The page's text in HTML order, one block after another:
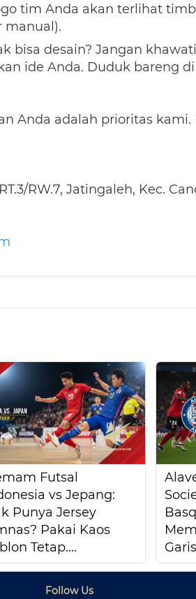
tim Anda akan terlihat
manual).
bisa desain? Jangan
ide Anda. Duduk bareng
Anda adalah prioritas
RW.7, Jatingaleh, Kec.
Futsal
vs Jepang:
Punya Jersey
Pakai Kaos
Tetap....
Follow Us